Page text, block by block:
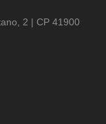
2 | CP 41900